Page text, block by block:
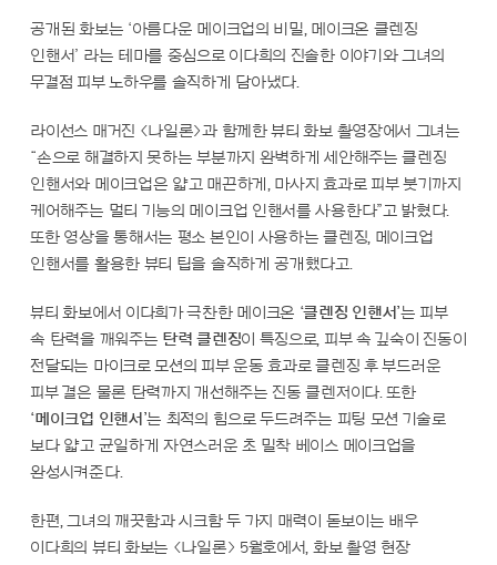
공개된 화보는 ‘아름다운 메이크업의 비밀, 메이크온 클렌징
인핸서’ 라는 테마를 중심으로 이다희의 진솔한 이야기와 그녀의
무결점 피부 노하우를 솔직하게 담아냈다.
라이선스 매거진 <나일론>과 함께한 뷰티 화보 촬영장에서 그녀는
“손으로 해결하지 못하는 부분까지 완벽하게 세안해주는 클렌징
인핸서와 메이크업은 얇고 매끈하게, 마사지 효과로 피부 붓기까지
케어해주는 멀티 기능의 메이크업 인핸서를 사용한다”고 밝혔다.
또한 영상을 통해서는 평소 본인이 사용하는 클렌징, 메이크업
인핸서를 활용한 뷰티 팁을 솔직하게 공개했다고.
뷰티 화보에서 이다희가 극찬한 메이크온 ‘클렌징 인핸서’는 피부
속 탄력을 깨워주는 탄력 클렌징이 특징으로, 피부 속 깊숙이 진동이
전달되는 마이크로 모션의 피부 운동 효과로 클렌징 후 부드러운
피부 결은 물론 탄력까지 개선해주는 진동 클렌저이다. 또한
‘메이크업 인핸서’는 최적의 힘으로 두드려주는 피팅 모션 기술로
보다 얇고 균일하게 자연스러운 초 밀착 베이스 메이크업을
완성시켜준다.
한편, 그녀의 깨끗함과 시크함 두 가지 매력이 돋보이는 배우
이다희의 뷰티 화보는 <나일론> 5월호에서, 화보 촬영 현장